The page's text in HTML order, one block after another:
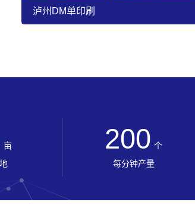
泸州DM单印刷
亩
200 个
每分钟产量